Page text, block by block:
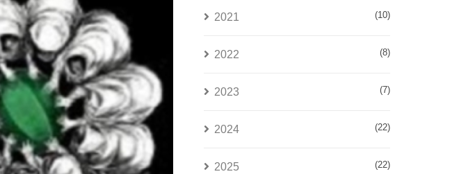
2021 (10)
2022 (8)
2023 (7)
2024 (22)
2025 (22)